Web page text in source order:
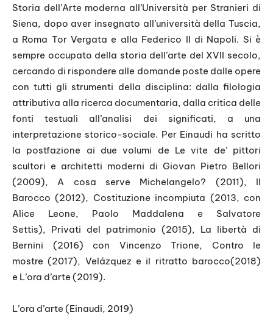
Storia dell’Arte moderna all’Università per Stranieri di
Siena, dopo aver insegnato all’università della Tuscia,
a Roma Tor Vergata e alla Federico II di Napoli. Si è
sempre occupato della storia dell’arte del XVII secolo,
cercando di rispondere alle domande poste dalle opere
con tutti gli strumenti della disciplina: dalla filologia
attributiva alla ricerca documentaria, dalla critica delle
fonti testuali all’analisi dei significati, a una
interpretazione storico-sociale. Per Einaudi ha scritto
la postfazione ai due volumi de Le vite de’ pittori
scultori e architetti moderni di Giovan Pietro Bellori
(2009),A cosa serve Michelangelo? (2011), Il
Barocco (2012), Costituzione incompiuta (2013, con
Alice Leone, Paolo Maddalena e Salvatore
Settis), Privati del patrimonio (2015), La libertà di
Bernini (2016) con Vincenzo Trione, Contro le
mostre (2017), Velázquez e il ritratto barocco(2018)
e L’ora d’arte (2019).
L’ora d’arte (Einaudi, 2019)